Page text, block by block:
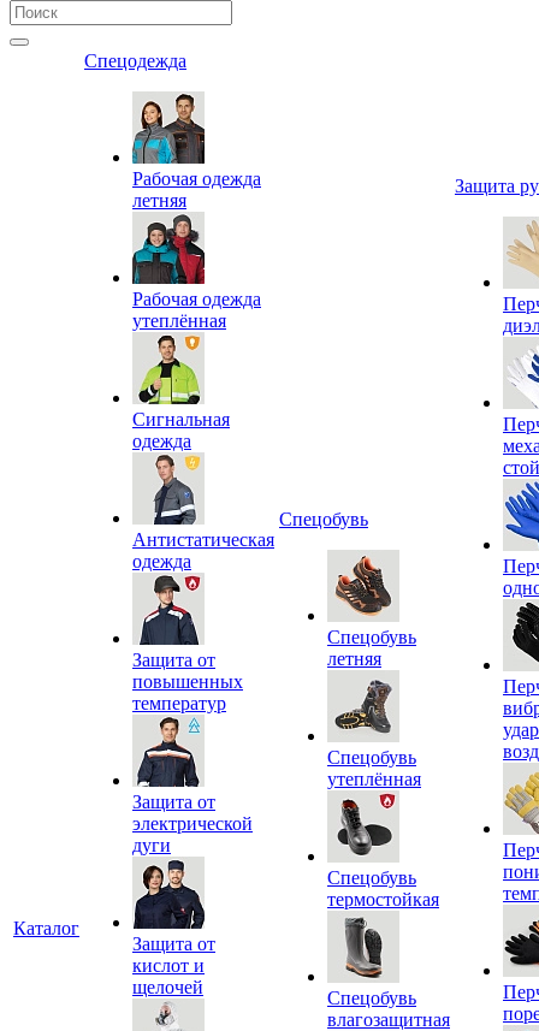
Каталог
Спецодежда
Рабочая одежда
летняя
Рабочая одежда
утеплённая
Сигнальная
одежда
Антистатическая
одежда
Защита от
повышенных
температур
Защита от
электрической
дуги
Защита от
кислот и
щелочей
Спецобувь
Спецобувь
летняя
Спецобувь
утеплённая
Спецобувь
термостойкая
Спецобувь
влагозащитная
Защита